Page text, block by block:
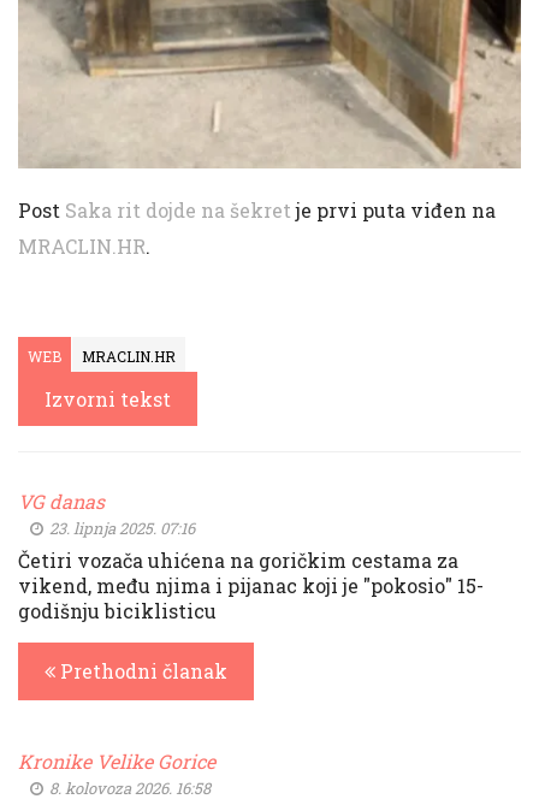
Post Saka rit dojde na šekretje prvi puta viđen na
MRACLIN.HR.
WEB MRACLIN.HR
Izvorni tekst
VG danas
23. lipnja 2025. 07:16
Četiri vozača uhićena na goričkim cestama za
vikend, među njima i pijanac koji je "pokosio" 15-
godišnju biciklisticu
Prethodni članak
Kronike Velike Gorice
8. kolovoza 2026. 16:58